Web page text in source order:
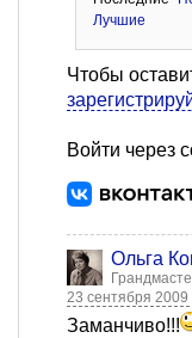
Лучшие
Чтобы
Войти через
Ольга
23 сентября 2009
Заманчиво!!!